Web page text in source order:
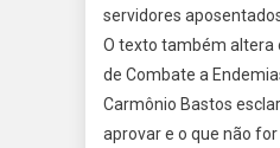
servidores
O texto também altera
de Combate a
Carmônio Bastos
aprovar e o que não